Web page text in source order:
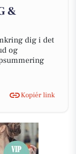
&
dig i det
og
Kopiér link